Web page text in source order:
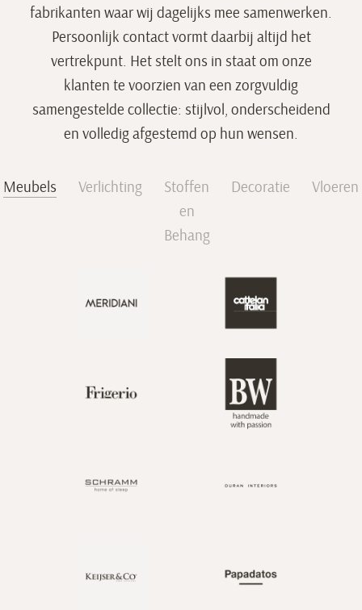
fabrikanten waar wij dagelijks mee samenwerken.
Persoonlijk contact vormt daarbij altijd het
vertrekpunt. Het stelt ons in staat om onze
klanten te voorzien van een zorgvuldig
samengestelde collectie: stijlvol, onderscheidend
en volledig afgestemd op hun wensen.
Meubels Verlichting
Stoffen
en
Behang
Decoratie Vloeren